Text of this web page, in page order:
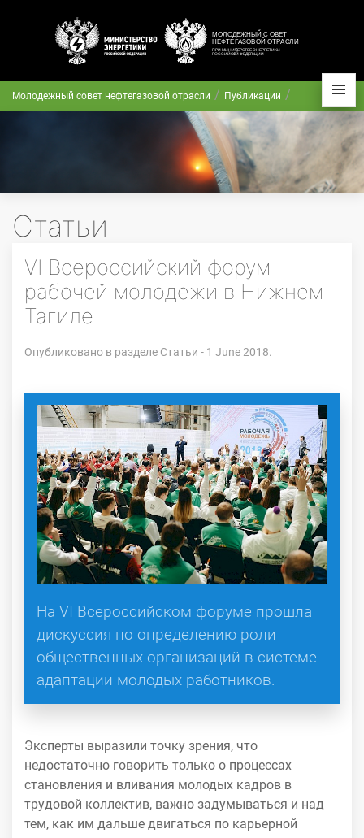
Молодежный совет нефтегазовой отрасли Публикации
Статьи
VI Всероссийский форум
рабочей молодежи в Нижнем
Тагиле
Опубликовано в разделе Статьи - 1 June 2018.
На VI Всероссийском форуме прошла
дискуссия по определению роли
общественных организаций в системе
адаптации молодых работников.
Эксперты выразили точку зрения, что
недостаточно говорить только о процессах
становления и вливания молодых кадров в
трудовой коллектив, важно задумываться и над
тем, как им дальше двигаться по карьерной